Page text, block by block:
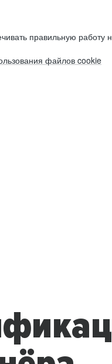
правильную работу
файлов cookie